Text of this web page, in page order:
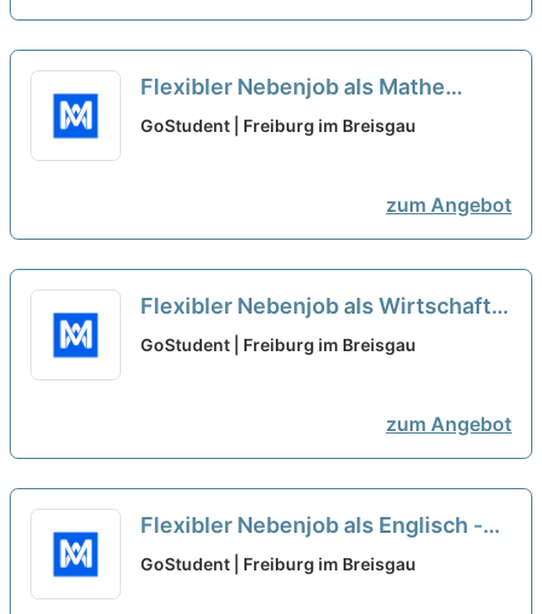
Flexibler Nebenjob als Mathe
Oberstufe - Nachhilfelehrer*in
GoStudent | Freiburg im Breisgau
zum Angebot
Flexibler Nebenjob als Wirtschaft -
Nachhilfelehrer*in (w/m/d)
GoStudent | Freiburg im Breisgau
zum Angebot
Flexibler Nebenjob als Englisch -
Nachhilfelehrer*in (w/m/d)
GoStudent | Freiburg im Breisgau